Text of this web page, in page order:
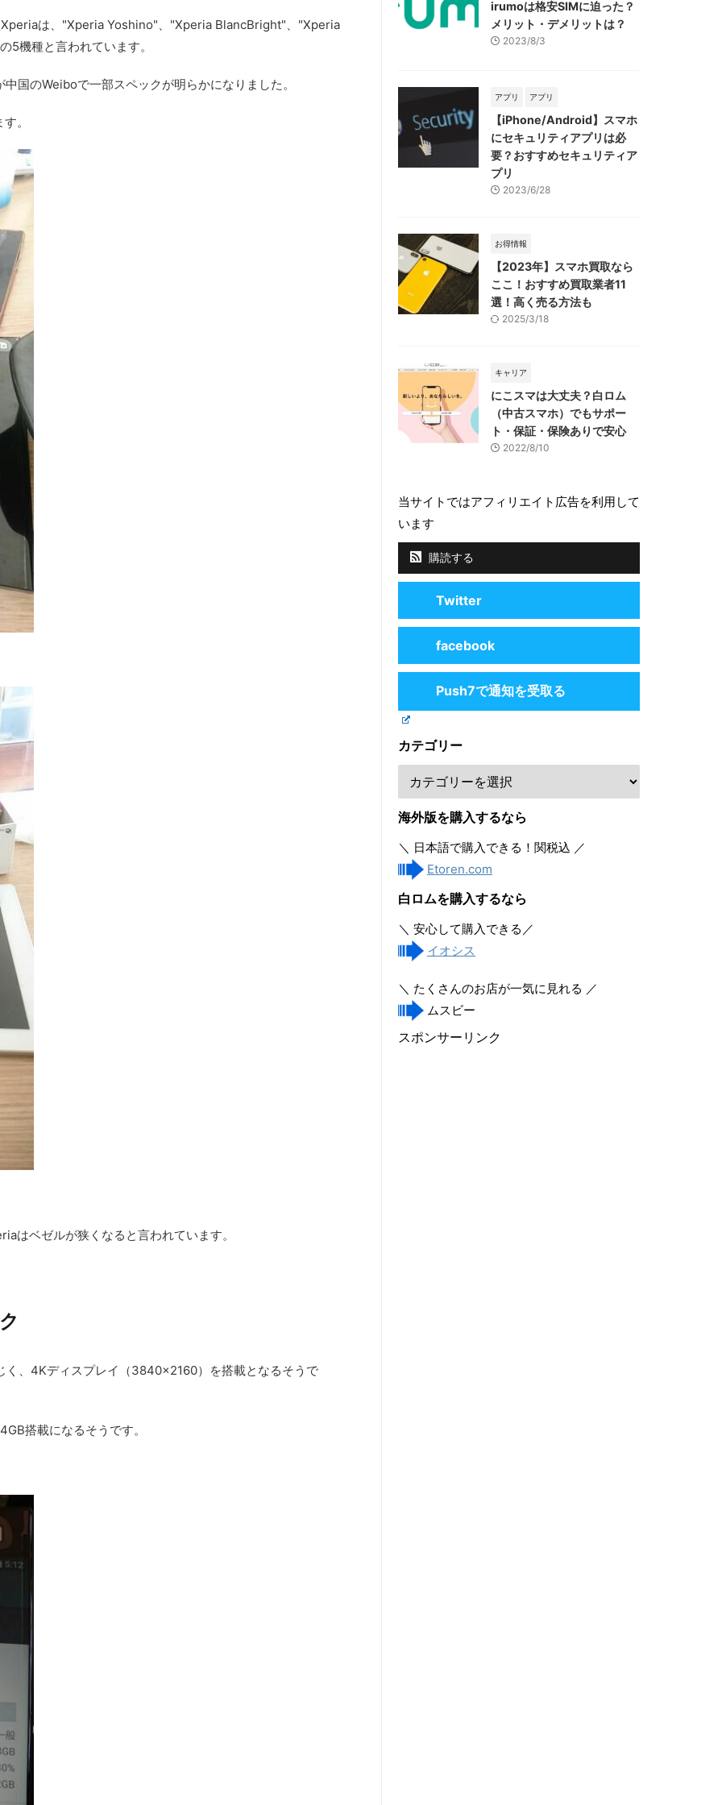
は、"Xperia Yoshino"、"Xperia BlancBright"、"Xperia
機種と言われています。
国のWeiboで一部スペックが明らかになりました。
。
はベゼルが狭くなると言われています。
、4Kディスプレイ（3840×2160）を搭載となるそうで
搭載になるそうです。
irumoは格安SIMに迫った？
メリット・デメリットは？
2023/8/3
アプリ アプリ
【iPhone/Android】スマホ
にセキュリティアプリは必
要？おすすめセキュリティア
プリ
2023/6/28
お得情報
【2023年】スマホ買取なら
ここ！おすすめ買取業者11
選！高く売る方法も
2025/3/18
キャリア
にこスマは大丈夫？白ロム
（中古スマホ）でもサポー
ト・保証・保険ありで安心
2022/8/10
当サイトではアフィリエイト広告を利用して
います
購読する
Twitter
facebook
Push7で通知を受取る
カテゴリー
海外版を購入するなら
＼ 日本語で購入できる！関税込 ／
Etoren.com
白ロムを購入するなら
＼ 安心して購入できる／
イオシス
＼ たくさんのお店が一気に見れる ／
ムスビー
スポンサーリンク